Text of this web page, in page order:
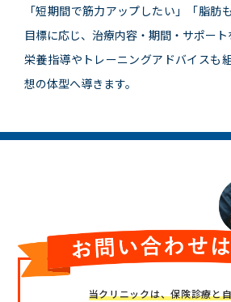
「短期間で筋力アップしたい」「脂肪
目標に応じ、治療内容・期間・サポート
栄養指導やトレーニングアドバイスも
想の体型へ導きます。
当クリニックは、保険診療と